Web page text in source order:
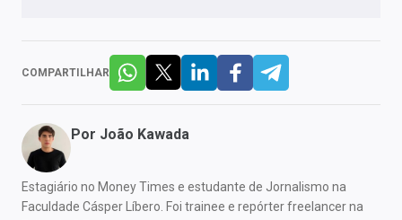
COMPARTILHAR
Por João Kawada
Estagiário no Money Times e estudante de Jornalismo na
Faculdade Cásper Líbero. Foi trainee e repórter freelancer na